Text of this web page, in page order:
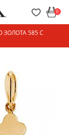
0
585 С